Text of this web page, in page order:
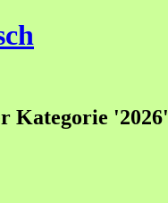
Kategorie '2026'